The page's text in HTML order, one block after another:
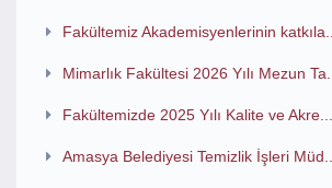
Fakültemiz Akademisyenlerinin katkıla...
Mimarlık Fakültesi 2026 Yılı Mezun Ta...
Fakültemizde 2025 Yılı Kalite ve Akre...
Amasya Belediyesi Temizlik İşleri Müd...